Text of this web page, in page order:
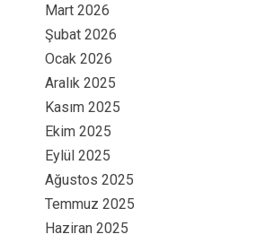
Mart 2026
Şubat 2026
Ocak 2026
Aralık 2025
Kasım 2025
Ekim 2025
Eylül 2025
Ağustos 2025
Temmuz 2025
Haziran 2025